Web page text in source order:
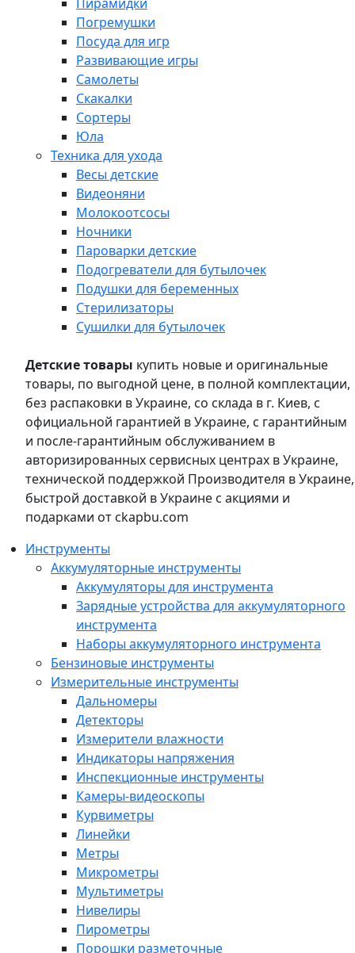
Погремушки
Посуда для игр
Развивающие игры
Самолеты
Скакалки
Сортеры
Юла
Техника для ухода
Весы детские
Видеоняни
Молокоотсосы
Ночники
Пароварки детские
Подогреватели для бутылочек
Подушки для беременных
Стерилизаторы
Сушилки для бутылочек
Детские товары купить новые и оригинальные
товары, по выгодной цене, в полной комплектации,
без распаковки в Украине, со склада в г. Киев, с
официальной гарантией в Украине, с гарантийным
и после-гарантийным обслуживанием в
авторизированных сервисных центрах в Украине,
технической поддержкой Производителя в Украине,
быстрой доставкой в Украине с акциями и
подарками от ckapbu.com
Инструменты
Аккумуляторные инструменты
Аккумуляторы для инструмента
Зарядные устройства для аккумуляторного
инструмента
Наборы аккумуляторного инструмента
Бензиновые инструменты
Измерительные инструменты
Дальномеры
Детекторы
Измерители влажности
Индикаторы напряжения
Инспекционные инструменты
Камеры-видеоскопы
Курвиметры
Линейки
Метры
Микрометры
Мультиметры
Нивелиры
Пирометры
Порошки разметочные